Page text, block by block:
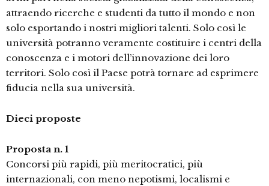
attraendo ricerche e studenti da tutto il mondo e non
solo esportando i nostri migliori talenti. Solo così le
università potranno veramente costituire i centri della
conoscenza e i motori dell’innovazione dei loro
territori. Solo così il Paese potrà tornare ad esprimere
fiducia nella sua università.
Dieci proposte
Proposta n. 1
Concorsi più rapidi, più meritocratici, più
internazionali, con meno nepotismi, localismi e